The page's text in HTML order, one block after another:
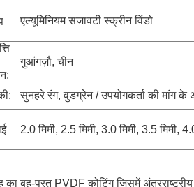
एल्यूमिनियम सजावटी स्क्रीन विंडो
गुआंगज़ौ, चीन
सुनहरे रंग, वुडग्रेन / उपयोगकर्ता की मांग के
2.0 मिमी, 2.5 मिमी, 3.0 मिमी, 3.5 मिमी,
का बहु-परत PVDF कोटिंग जिसमें